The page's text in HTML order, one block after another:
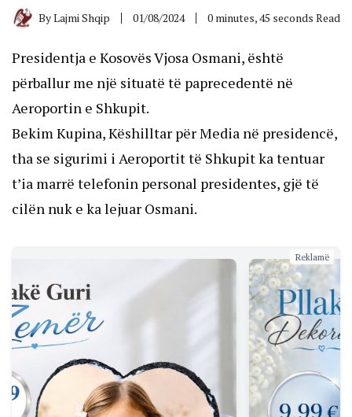
ByLajmi Shqip 01/08/2024 0 minutes, 45 seconds Read
Presidentja e Kosovës Vjosa Osmani, është
përballur me një situatë të paprecedentë në
Aeroportin e Shkupit.
Bekim Kupina, Këshilltar për Media në presidencë,
tha se sigurimi i Aeroportit të Shkupit ka tentuar
t’ia marrë telefonin personal presidentes, gjë të
cilën nuk e ka lejuar Osmani.
Reklamë